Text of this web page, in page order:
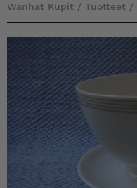
Wanhat Kupit / Tuotteet /